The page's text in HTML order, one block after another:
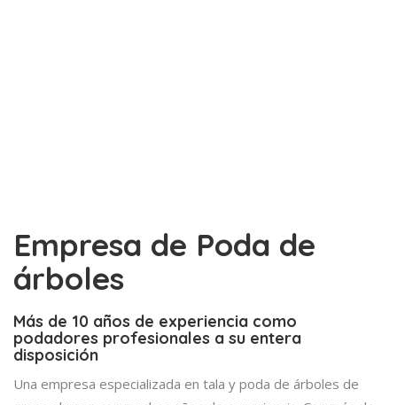
Empresa de Poda de
árboles
Más de 10 años de experiencia como
podadores profesionales a su entera
disposición
Una empresa especializada en tala y poda de árboles de